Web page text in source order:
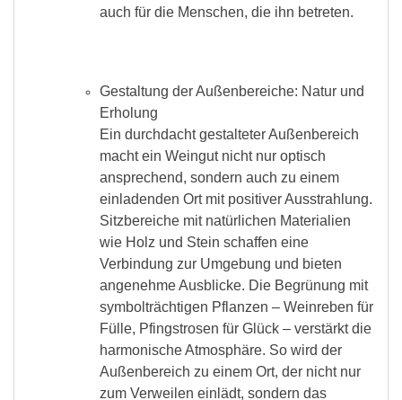
auch für die Menschen, die ihn betreten.
Gestaltung der Außenbereiche: Natur und
Erholung
Ein durchdacht gestalteter Außenbereich
macht ein Weingut nicht nur optisch
ansprechend, sondern auch zu einem
einladenden Ort mit positiver Ausstrahlung.
Sitzbereiche mit natürlichen Materialien
wie Holz und Stein schaffen eine
Verbindung zur Umgebung und bieten
angenehme Ausblicke. Die Begrünung mit
symbolträchtigen Pflanzen – Weinreben für
Fülle, Pfingstrosen für Glück – verstärkt die
harmonische Atmosphäre. So wird der
Außenbereich zu einem Ort, der nicht nur
zum Verweilen einlädt, sondern das